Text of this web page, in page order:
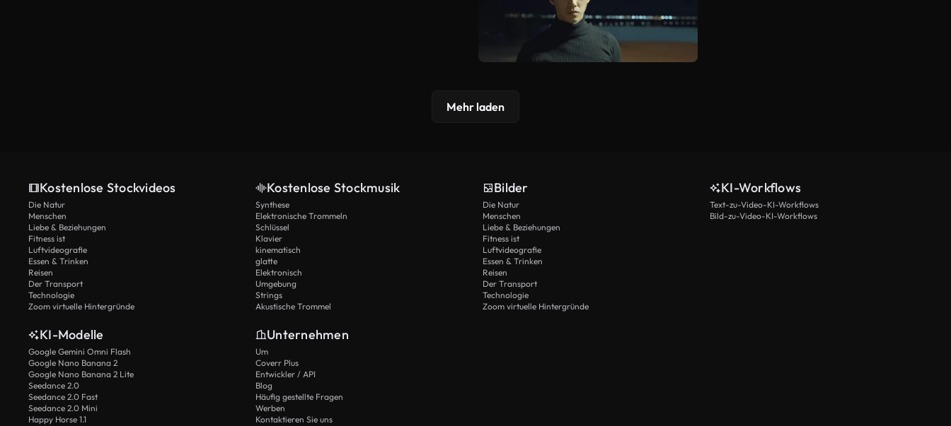
Mehr laden
Kostenlose Stockvideos
Die Natur
Menschen
Liebe & Beziehungen
Fitness ist
Luftvideografie
Essen & Trinken
Reisen
Der Transport
Technologie
Zoom virtuelle Hintergründe
Kostenlose Stockmusik
Synthese
Elektronische Trommeln
Schlüssel
Klavier
kinematisch
glatte
Elektronisch
Umgebung
Strings
Akustische Trommel
Bilder
Die Natur
Menschen
Liebe & Beziehungen
Fitness ist
Luftvideografie
Essen & Trinken
Reisen
Der Transport
Technologie
Zoom virtuelle Hintergründe
KI-Workflows
Text-zu-Video-KI-Workflows
Bild-zu-Video-KI-Workflows
KI-Modelle
Google Gemini Omni Flash
Google Nano Banana 2
Google Nano Banana 2 Lite
Seedance 2.0
Seedance 2.0 Fast
Seedance 2.0 Mini
Happy Horse 1.1
Unternehmen
Um
Coverr Plus
Entwickler / API
Blog
Häufig gestellte Fragen
Werben
Kontaktieren Sie uns